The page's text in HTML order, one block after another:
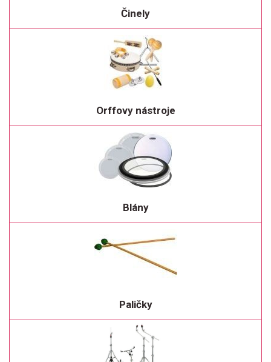
Činely
Orffovy nástroje
Blány
Paličky